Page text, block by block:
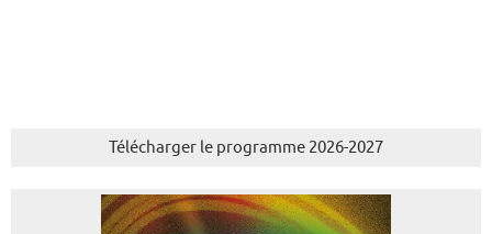
Télécharger le programme 2026-2027